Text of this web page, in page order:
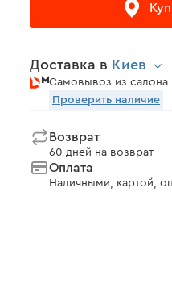
Доставка в Киев
Самовывоз из салона
Проверить наличие
Возврат
60 дней на возврат
Оплата
Наличными, картой,